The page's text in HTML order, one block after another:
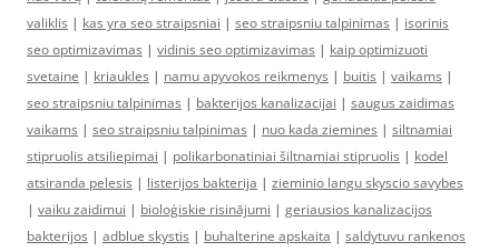
valiklis | kas yra seo straipsniai | seo straipsniu talpinimas | isorinis
seo optimizavimas | vidinis seo optimizavimas | kaip optimizuoti
svetaine | kriaukles | namu apyvokos reikmenys | buitis | vaikams |
seo straipsniu talpinimas | bakterijos kanalizacijai | saugus zaidimas
vaikams | seo straipsniu talpinimas | nuo kada ziemines | siltnamiai
stipruolis atsiliepimai | polikarbonatiniai šiltnamiai stipruolis | kodel
atsiranda pelesis | listerijos bakterija | zieminio langu skyscio savybes
| vaiku zaidimui | bioloģiskie risinājumi | geriausios kanalizacijos
bakterijos | adblue skystis | buhalterine apskaita | saldytuvu rankenos